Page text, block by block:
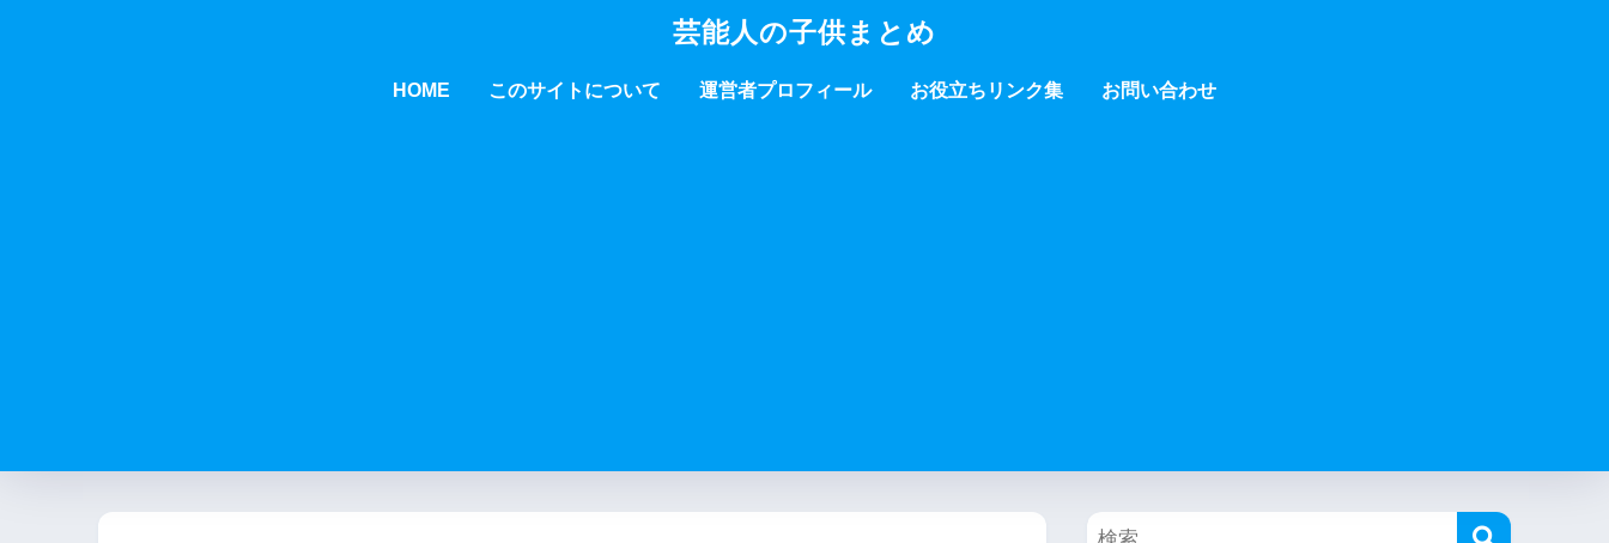
芸能人の子供まとめ
HOME このサイトについて 運営者プロフィール お役立ちリンク集 お問い合わせ